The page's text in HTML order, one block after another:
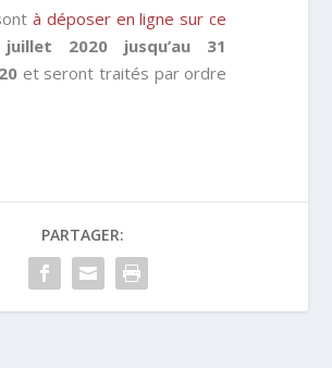
à déposer en ligne sur ce
2020 jusqu’au 31
et seront traités par ordre
PARTAGER: